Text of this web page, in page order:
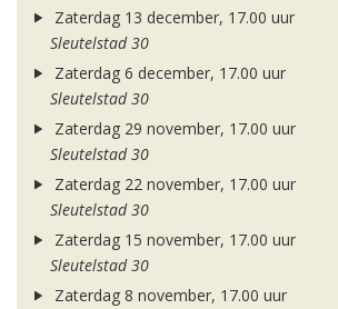
Zaterdag 13 december, 17.00 uur
Sleutelstad 30
Zaterdag 6 december, 17.00 uur
Sleutelstad 30
Zaterdag 29 november, 17.00 uur
Sleutelstad 30
Zaterdag 22 november, 17.00 uur
Sleutelstad 30
Zaterdag 15 november, 17.00 uur
Sleutelstad 30
Zaterdag 8 november, 17.00 uur